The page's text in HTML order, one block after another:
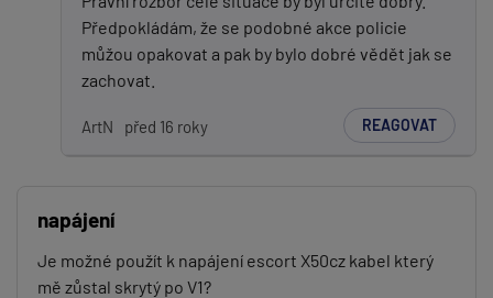
Předpokládám, že se podobné akce policie
můžou opakovat a pak by bylo dobré vědět jak se
zachovat.
ArtN před 16 roky REAGOVAT
napájení
Je možné použít k napájení escort X50cz kabel který
mě zůstal skrytý po V1?